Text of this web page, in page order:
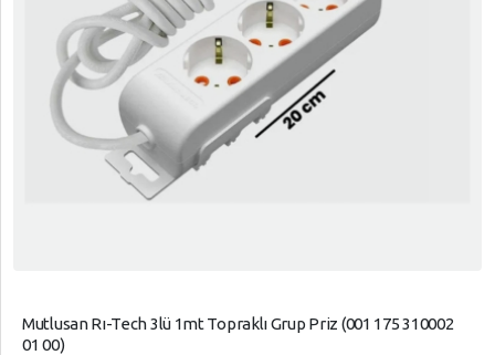
Mutlusan Rı-Tech 3lü 1mt Topraklı Grup Priz (001 175 310002
01 00)